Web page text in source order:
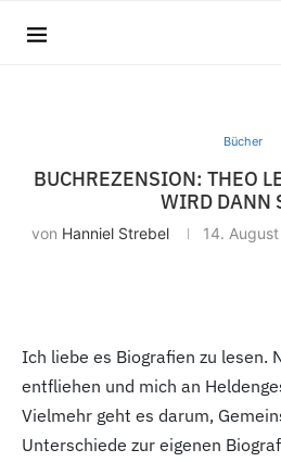
Bücher
BUCHREZENSION: THEO
WIRD DANN
von Hanniel Strebel 14.
Ich liebe es Biografien zu lesen.
entfliehen und mich an
Vielmehr geht es darum,
Unterschiede zur eigenen